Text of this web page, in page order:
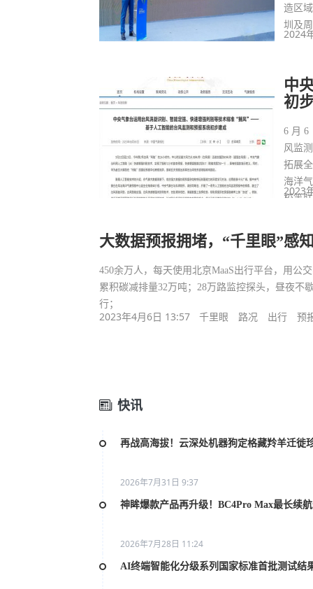
造区
圳及
2024
中
初
6 月 6
风监
拓展
海洋
校等
2023
大数据预报拥堵，“千里眼”感
450余万人，每天使用北京MaaS出行平台，用公
累积碳减排量32万吨；28万路监控探头，昼夜不
行；
2023年4月6日 13:57 千里眼 路况 出行 预
快讯
再战高海拔！云深处机器狗定格藏羚羊迁徙
2026年7月31日 9:37
神眸爆款产品再升级！BC4Pro Max最长续
2026年7月28日 11:24
AI终端智能化分级系列国家标准首批测试结